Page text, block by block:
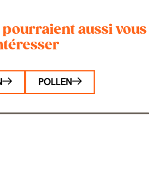
aussi vous
POLLEN